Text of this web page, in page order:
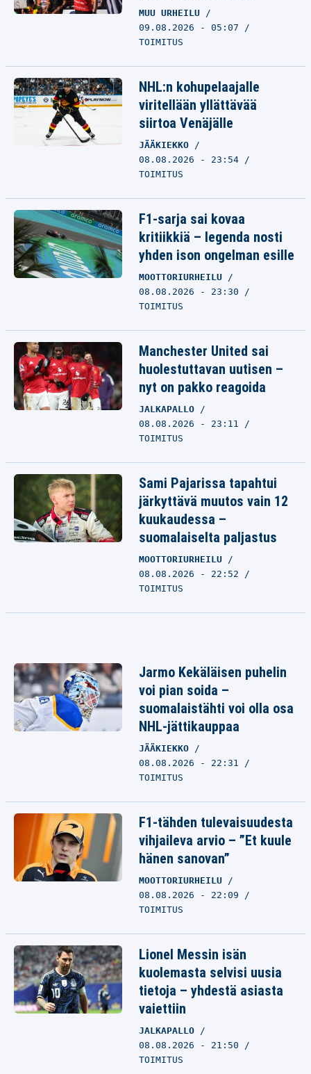
MUU URHEILU
09.08.2026 - 05:07
TOIMITUS
NHL:n kohupelaajalle
viritellään yllättävää
siirtoa Venäjälle
JÄÄKIEKKO
08.08.2026 - 23:54
TOIMITUS
F1-sarja sai kovaa
kritiikkiä – legenda nosti
yhden ison ongelman esille
MOOTTORIURHEILU
08.08.2026 - 23:30
TOIMITUS
Manchester United sai
huolestuttavan uutisen –
nyt on pakko reagoida
JALKAPALLO
08.08.2026 - 23:11
TOIMITUS
Sami Pajarissa tapahtui
järkyttävä muutos vain 12
kuukaudessa –
suomalaiselta paljastus
MOOTTORIURHEILU
08.08.2026 - 22:52
TOIMITUS
Jarmo Kekäläisen puhelin
voi pian soida –
suomalaistähti voi olla osa
NHL-jättikauppaa
JÄÄKIEKKO
08.08.2026 - 22:31
TOIMITUS
F1-tähden tulevaisuudesta
vihjaileva arvio – ”Et kuule
hänen sanovan”
MOOTTORIURHEILU
08.08.2026 - 22:09
TOIMITUS
Lionel Messin isän
kuolemasta selvisi uusia
tietoja – yhdestä asiasta
vaiettiin
JALKAPALLO
08.08.2026 - 21:50
TOIMITUS